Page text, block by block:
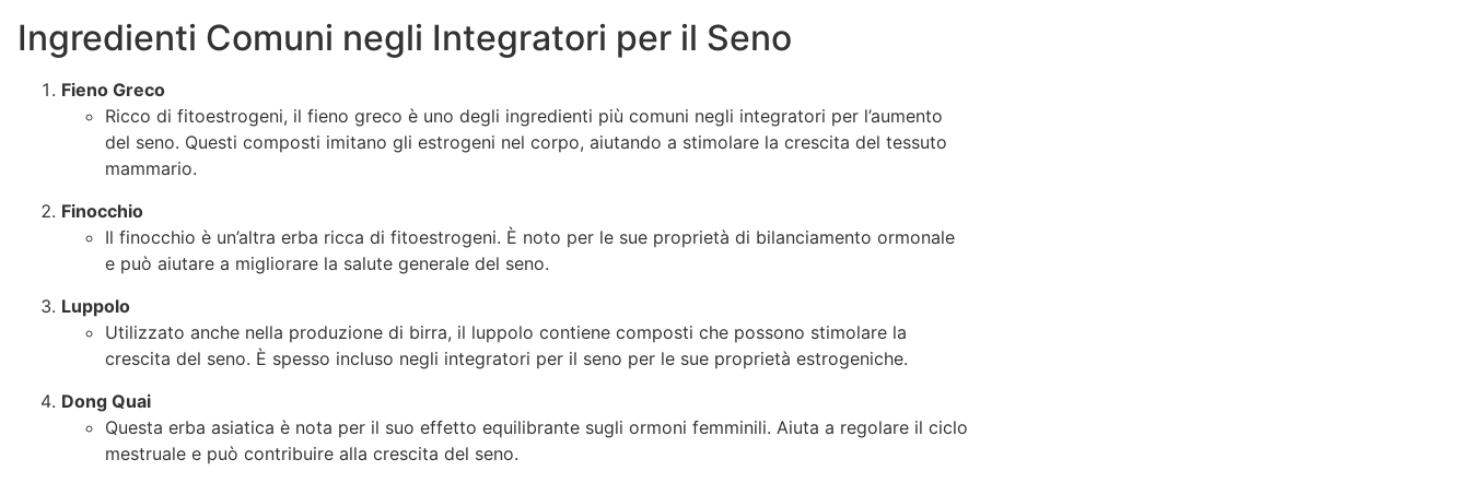
Ingredienti Comuni negli Integratori per il Seno
Fieno Greco
Ricco di fitoestrogeni, il fieno greco è uno degli ingredienti più comuni negli integratori per l’aumento
del seno. Questi composti imitano gli estrogeni nel corpo, aiutando a stimolare la crescita del tessuto
mammario.
Finocchio
Il finocchio è un’altra erba ricca di fitoestrogeni. È noto per le sue proprietà di bilanciamento ormonale
e può aiutare a migliorare la salute generale del seno.
Luppolo
Utilizzato anche nella produzione di birra, il luppolo contiene composti che possono stimolare la
crescita del seno. È spesso incluso negli integratori per il seno per le sue proprietà estrogeniche.
Dong Quai
Questa erba asiatica è nota per il suo effetto equilibrante sugli ormoni femminili. Aiuta a regolare il ciclo
mestruale e può contribuire alla crescita del seno.